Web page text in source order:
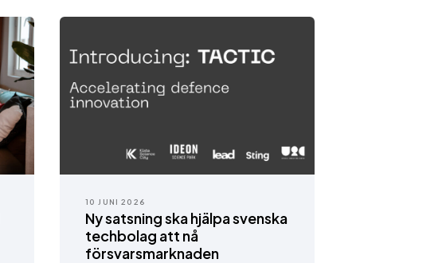
10 JUNI 2026
Ny satsning ska hjälpa svenska
techbolag att nå
försvarsmarknaden